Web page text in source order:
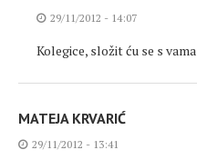
29/11/2012 - 14:07
Kolegice, složit ću se s vama
MATEJA KRVARIĆ
29/11/2012 - 13:41